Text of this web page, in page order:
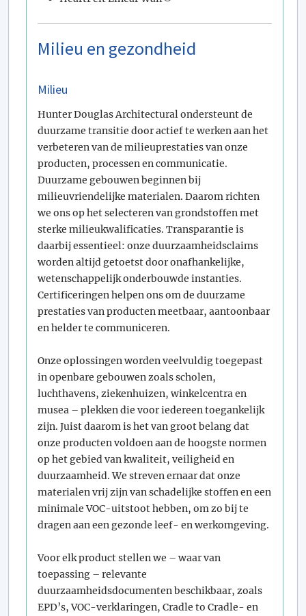
Milieu en gezondheid
Milieu
Hunter Douglas Architectural ondersteunt de
duurzame transitie door actief te werken aan het
verbeteren van de milieuprestaties van onze
producten, processen en communicatie.
Duurzame gebouwen beginnen bij
milieuvriendelijke materialen. Daarom richten
we ons op het selecteren van grondstoffen met
sterke milieukwalificaties. Transparantie is
daarbij essentieel: onze duurzaamheidsclaims
worden altijd getoetst door onafhankelijke,
wetenschappelijk onderbouwde instanties.
Certificeringen helpen ons om de duurzame
prestaties van producten meetbaar, aantoonbaar
en helder te communiceren.
Onze oplossingen worden veelvuldig toegepast
in openbare gebouwen zoals scholen,
luchthavens, ziekenhuizen, winkelcentra en
musea – plekken die voor iedereen toegankelijk
zijn. Juist daarom is het van groot belang dat
onze producten voldoen aan de hoogste normen
op het gebied van kwaliteit, veiligheid en
duurzaamheid. We streven ernaar dat onze
materialen vrij zijn van schadelijke stoffen en een
minimale VOC-uitstoot hebben, om zo bij te
dragen aan een gezonde leef- en werkomgeving.
Voor elk product stellen we – waar van
toepassing – relevante
duurzaamheidsdocumenten beschikbaar, zoals
EPD’s, VOC-verklaringen, Cradle to Cradle- en